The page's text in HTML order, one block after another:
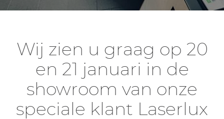
Wij zien u graag op 20
en 21 januari in de
showroom van onze
speciale klant Laserlux